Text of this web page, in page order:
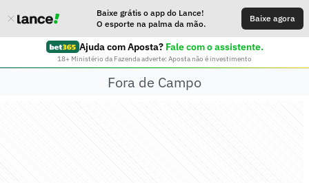
Baixe grátis o app do Lance!
O esporte na palma da mão.
Baixe agora
Ajuda com Aposta? Fale com o assistente.
18+ Ministério da Fazenda adverte: Aposta não é investimento
Fora de Campo